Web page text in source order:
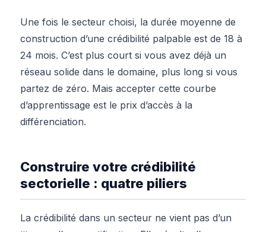
Une fois le secteur choisi, la durée moyenne de
construction d’une crédibilité palpable est de 18 à
24 mois. C’est plus court si vous avez déjà un
réseau solide dans le domaine, plus long si vous
partez de zéro. Mais accepter cette courbe
d’apprentissage est le prix d’accès à la
différenciation.
Construire votre crédibilité
sectorielle : quatre piliers
La crédibilité dans un secteur ne vient pas d’un